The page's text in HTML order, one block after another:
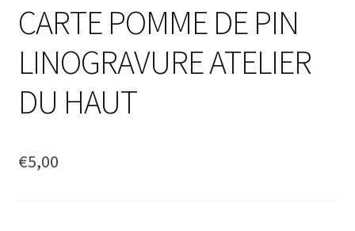
CARTE POMME DE PIN
LINOGRAVURE ATELIER
DU HAUT
€5,00